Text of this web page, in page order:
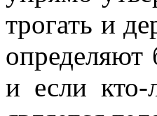
трогать и
определяют
и если кто-